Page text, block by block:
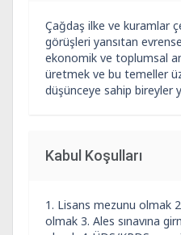
Çağdaş ilke ve kuramlar
görüşleri yansıtan
ekonomik ve toplumsal
üretmek ve bu temeller
düşünceye sahip bireyler
Kabul Koşulları
1. Lisans mezunu olmak
olmak 3. Ales sınavına